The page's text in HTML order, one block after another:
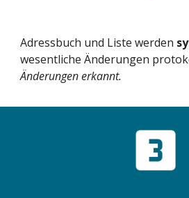
Adressbuch und Liste werden
wesentliche Änderungen
Änderungen erkannt.